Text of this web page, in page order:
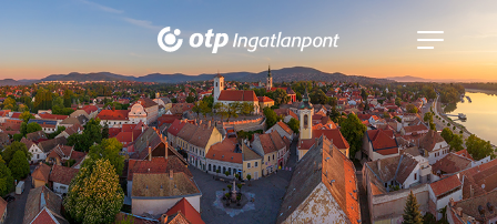
Navigáció
kinyitása